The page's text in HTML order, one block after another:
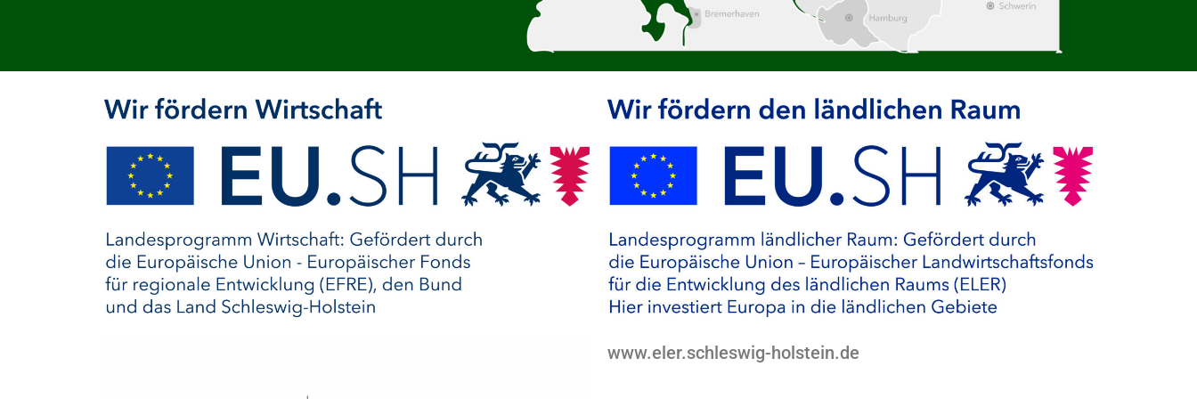
www.eler.schleswig-holstein.de